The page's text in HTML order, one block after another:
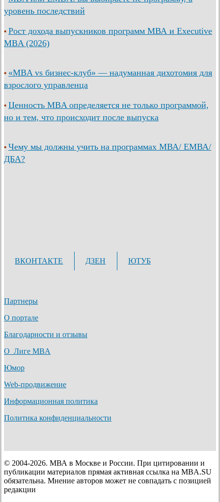
уровень последствий
• Рост дохода выпускников программ МВА и Executive
MBA (2026)
• «MBA vs бизнес-клуб» — надуманная дихотомия для
взрослого управленца
• Ценность MBA определяется не только программой,
но и тем, что происходит после выпуска
• Чему мы должны учить на программах МВА/ ЕМВА/
ДБА?
ВКОНТАКТЕ ДЗЕН ЮТУБ
Партнеры
О портале
Благодарности и отзывы
О Лиге MBA
Юмор
Web-продвижение
Информационная политика
Политика конфиденциальности
© 2004-2026. МВА в Москве и России. При цитировании и
публикации материалов прямая активная ссылка на MBA.SU
обязательна. Мнение авторов может не совпадать с позицией
редакции